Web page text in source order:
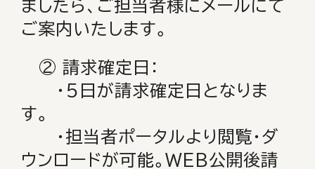
ましたら、ご担当者様にメールにて
ご案内いたします。
② 請求確定日：
・5日が請求確定日となりま
す。
・担当者ポータルより閲覧・ダ
ウンロードが可能。WEB公開後請